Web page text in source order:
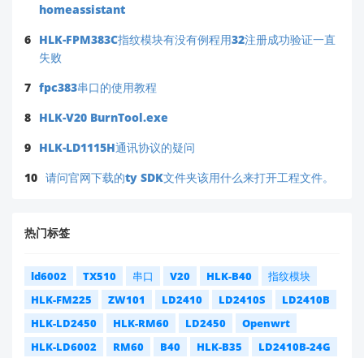
homeassistant
6 HLK-FPM383C指纹模块有没有例程用32注册成功验证一直
失败
7 fpc383串口的使用教程
8 HLK-V20 BurnTool.exe
9 HLK-LD1115H通讯协议的疑问
10 请问官网下载的ty SDK文件夹该用什么来打开工程文件。
热门标签
ld6002 TX510 串口 V20 HLK-B40
指纹模块
HLK-FM225
ZW101 LD2410 LD2410S
LD2410B
HLK-LD2450
HLK-RM60 LD2450
Openwrt
HLK-LD6002
RM60 B40 HLK-B35
LD2410B-24G